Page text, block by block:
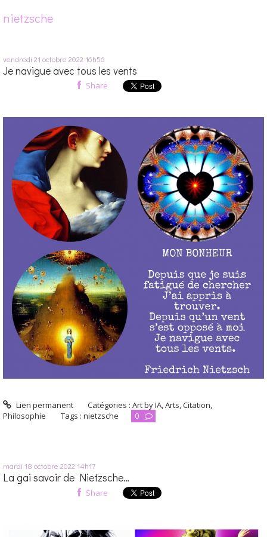
nietzsche
vendredi 21 octobre 2022 16h56
Je navigue avec tous les vents
Share
Lien permanent Catégories :Art by IA,Arts,Citation,
Philosophie
Tags : nietzsche 0
mardi 18 octobre 2022 14h17
La gai savoir de Nietzsche…
Share